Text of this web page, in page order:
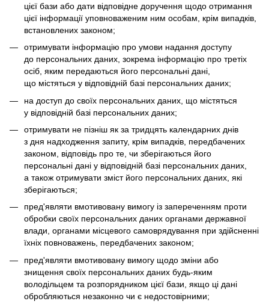
цієї бази або дати відповідне доручення щодо отримання
цієї інформації уповноваженим ним особам, крім випадків,
встановлених законом;
отримувати інформацію про умови надання доступу
до персональних даних, зокрема інформацію про третіх
осіб, яким передаються його персональні дані,
що містяться у відповідній базі персональних даних;
на доступ до своїх персональних даних, що містяться
у відповідній базі персональних даних;
отримувати не пізніш як за тридцять календарних днів
з дня надходження запиту, крім випадків, передбачених
законом, відповідь про те, чи зберігаються його
персональні дані у відповідній базі персональних даних,
а також отримувати зміст його персональних даних, які
зберігаються;
пред'являти вмотивовану вимогу із запереченням проти
обробки своїх персональних даних органами державної
влади, органами місцевого самоврядування при здійсненні
їхніх повноважень, передбачених законом;
пред'являти вмотивовану вимогу щодо зміни або
знищення своїх персональних даних будь-яким
володільцем та розпорядником цієї бази, якщо ці дані
обробляються незаконно чи є недостовірними;